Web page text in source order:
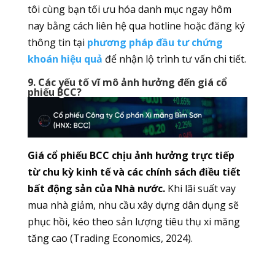
tôi cùng bạn tối ưu hóa danh mục ngay hôm
nay bằng cách liên hệ qua hotline hoặc đăng ký
thông tin tại phương pháp đầu tư chứng
khoán hiệu quả để nhận lộ trình tư vấn chi tiết.
9. Các yếu tố vĩ mô ảnh hưởng đến giá cổ
phiếu BCC?
Giá cổ phiếu BCC chịu ảnh hưởng trực tiếp
từ chu kỳ kinh tế và các chính sách điều tiết
bất động sản của Nhà nước.Khi lãi suất vay
mua nhà giảm, nhu cầu xây dựng dân dụng sẽ
phục hồi, kéo theo sản lượng tiêu thụ xi măng
tăng cao (Trading Economics, 2024).